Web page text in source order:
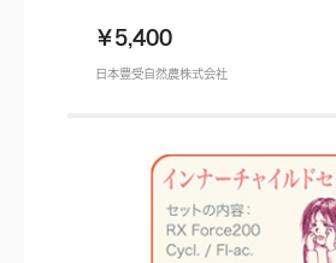
￥5,400
日本豊受自然農株式会社